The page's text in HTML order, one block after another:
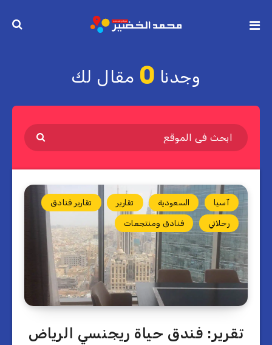
وجدنا 0 مقال لك
آسيا السعودية تقارير تقارير فنادق
رحلاتي فنادق ومنتجعات
تقرير: فندق حياة ريجنسي الرياض